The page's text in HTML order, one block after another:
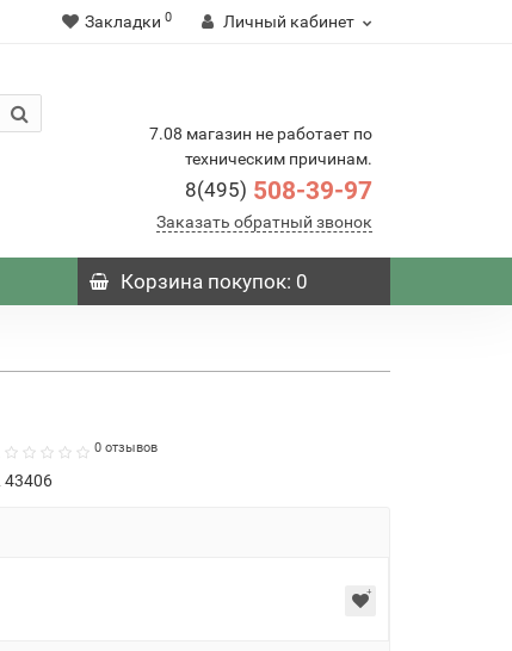
Закладки 0 Личный кабинет
7.08 магазин не работает по
техническим причинам.
8(495) 508-39-97
Заказать обратный звонок
Корзинапокупок: 0
0 отзывов
43406